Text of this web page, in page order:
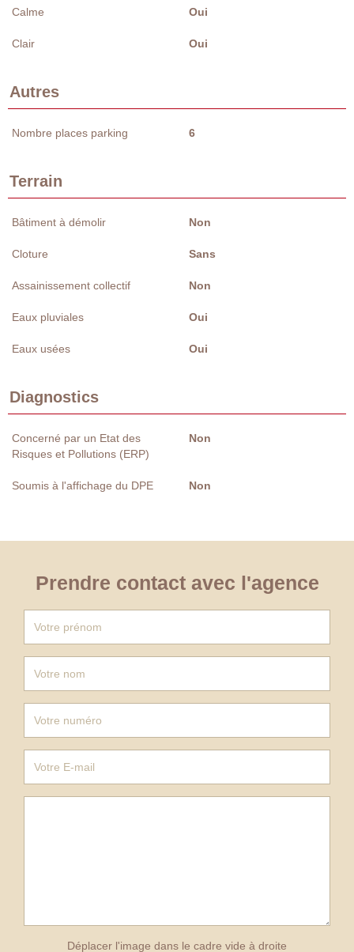
Calme Oui
Clair Oui
Autres
Nombre places parking 6
Terrain
Bâtiment à démolir Non
Cloture Sans
Assainissement collectif Non
Eaux pluviales Oui
Eaux usées Oui
Diagnostics
Concerné par un Etat des
Risques et Pollutions (ERP)
Non
Soumis à l'affichage du DPE Non
Prendre contact avec l'agence
Déplacer l'image dans le cadre vide à droite